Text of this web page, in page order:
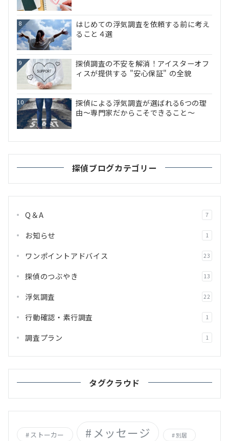
8
はじめての浮気調査を依頼する前に考え
ること４選
9
探偵調査の不安を解消！アイスターオフ
ィスが提供する "安心保証" の全貌
10
探偵による浮気調査が選ばれる6つの理
由～専門家だからこそできること～
探偵ブログカテゴリー
Q＆A 7
お知らせ 1
ワンポイントアドバイス 23
探偵のつぶやき 13
浮気調査 22
行動確認・素行調査 1
調査プラン 1
タグクラウド
ストーカー メッセージ 別居